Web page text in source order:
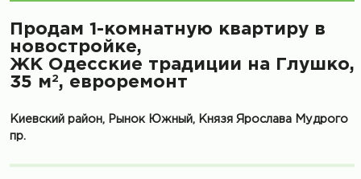
Продам 1-комнатную квартиру в
новостройке,
ЖК Одесские традиции на Глушко,
35 м2, евроремонт
Киевский район, Рынок Южный, Князя Ярослава Мудрого
пр.